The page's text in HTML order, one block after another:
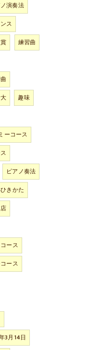
演奏法
ス
練習曲
趣味
ーコース
ピアノ奏法
きかた
ース
ース
3月14日